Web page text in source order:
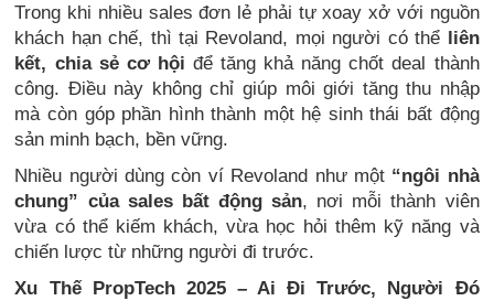
Trong khi nhiều sales đơn lẻ phải tự xoay xở với nguồn
khách hạn chế, thì tại Revoland, mọi người có thể liên
kết, chia sẻ cơ hội để tăng khả năng chốt deal thành
công. Điều này không chỉ giúp môi giới tăng thu nhập
mà còn góp phần hình thành một hệ sinh thái bất động
sản minh bạch, bền vững.
Nhiều người dùng còn ví Revoland như một “ngôi nhà
chung” của sales bất động sản, nơi mỗi thành viên
vừa có thể kiếm khách, vừa học hỏi thêm kỹ năng và
chiến lược từ những người đi trước.
Xu Thế PropTech 2025 – Ai Đi Trước, Người Đó